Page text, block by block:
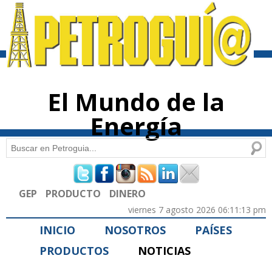
contenido
El Mundo de la
Energía
Formulario de búsqueda
Buscar
GEP PRODUCTO DINERO
viernes 7 agosto 2026 06:11:13 pm
INICIO NOSOTROS
PAÍSES
PRODUCTOS
NOTICIAS